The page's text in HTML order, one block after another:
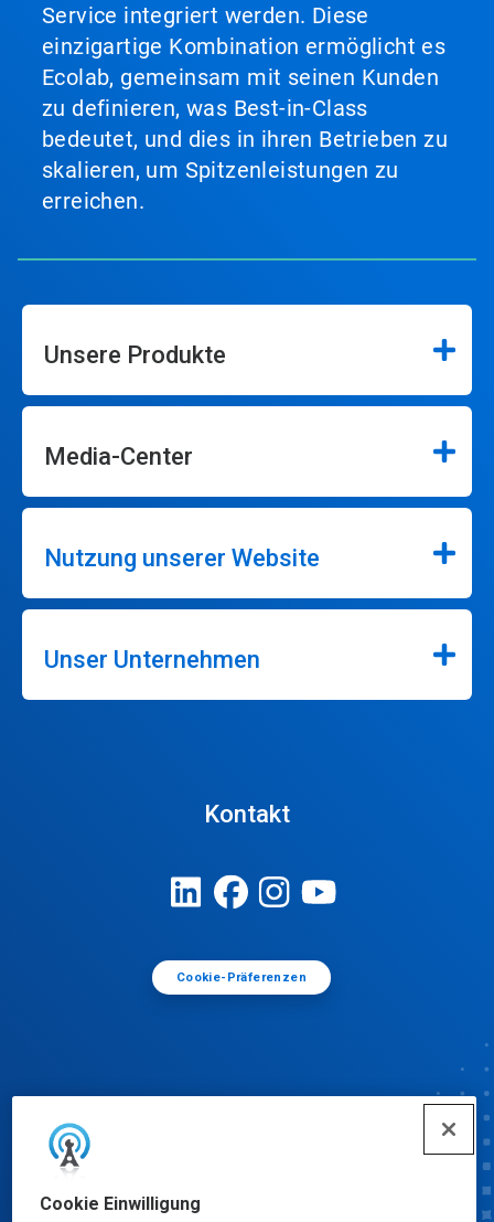
Cookie Einwilligung
Service integriert werden. Diese
einzigartige Kombination ermöglicht es
Ecolab, gemeinsam mit seinen Kunden
zu definieren, was Best-in-Class
bedeutet, und dies in ihren Betrieben zu
skalieren, um Spitzenleistungen zu
erreichen.
Unsere Produkte
Media-Center
Nutzung unserer Website
Unser Unternehmen
Kontakt
Cookie-Präferenzen